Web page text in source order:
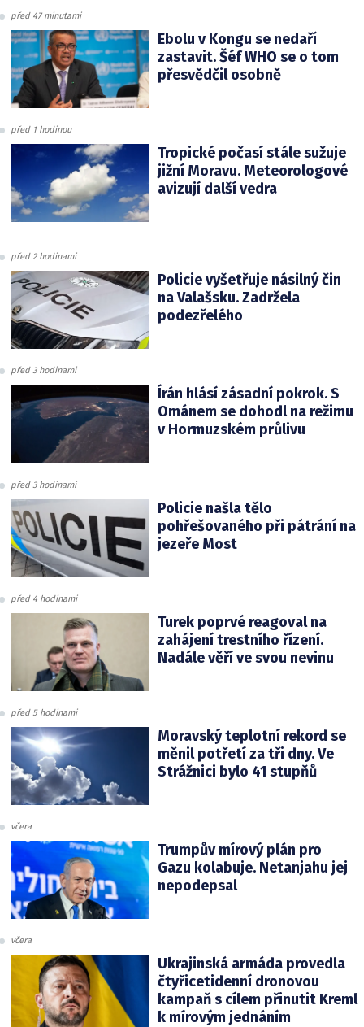
před 47 minutami
Ebolu v Kongu se nedaří
zastavit. Šéf WHO se o tom
přesvědčil osobně
před 1 hodinou
Tropické počasí stále sužuje
jižní Moravu. Meteorologové
avizují další vedra
před 2 hodinami
Policie vyšetřuje násilný čin
na Valašsku. Zadržela
podezřelého
před 3 hodinami
Írán hlásí zásadní pokrok. S
Ománem se dohodl na režimu
v Hormuzském průlivu
před 3 hodinami
Policie našla tělo
pohřešovaného při pátrání na
jezeře Most
před 4 hodinami
Turek poprvé reagoval na
zahájení trestního řízení.
Nadále věří ve svou nevinu
před 5 hodinami
Moravský teplotní rekord se
měnil potřetí za tři dny. Ve
Strážnici bylo 41 stupňů
včera
Trumpův mírový plán pro
Gazu kolabuje. Netanjahu jej
nepodepsal
včera
Ukrajinská armáda provedla
čtyřicetidenní dronovou
kampaň s cílem přinutit Kreml
k mírovým jednáním